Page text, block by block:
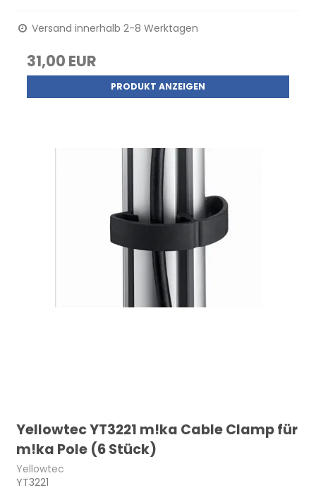
Versand innerhalb 2-8 Werktagen
31,00 EUR
PRODUKT ANZEIGEN
Yellowtec YT3221 m!ka Cable Clamp für
m!ka Pole (6 Stück)
Yellowtec
YT3221